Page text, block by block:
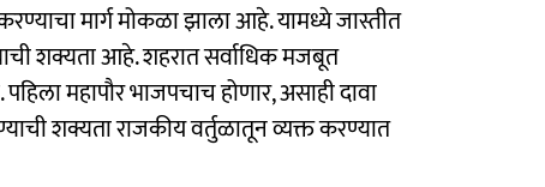
मार्ग मोकळा झाला आहे. यामध्ये जास्तीत
शक्यता आहे. शहरात सर्वाधिक मजबूत
महापौर भाजपचाच होणार, असाही दावा
शक्यता राजकीय वर्तुळातून व्यक्त करण्यात